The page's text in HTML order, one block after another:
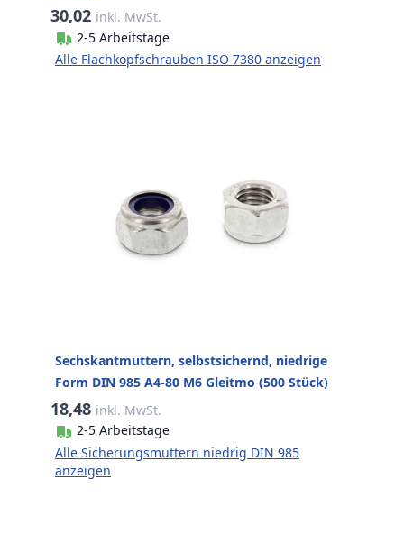
30,02 inkl. MwSt.
2-5 Arbeitstage
Alle Flachkopfschrauben ISO 7380 anzeigen
Sechskantmuttern, selbstsichernd, niedrige
Form DIN 985 A4-80 M6 Gleitmo (500 Stück)
18,48 inkl. MwSt.
2-5 Arbeitstage
Alle Sicherungsmuttern niedrig DIN 985
anzeigen